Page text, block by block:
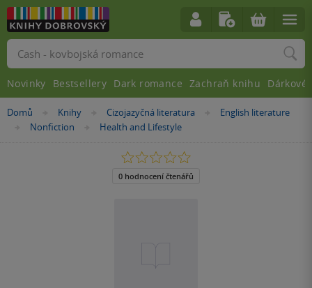
Nacházíte
Domů »Knihy »Cizojazyčná literatura »
English literature
»
Nonfiction »Health and Lifestyle
0.0
z
5
0 hodnocení čtenářů
Vyhledávání
Novinky Bestsellery Dark romance Zachraň knihu Dárkové